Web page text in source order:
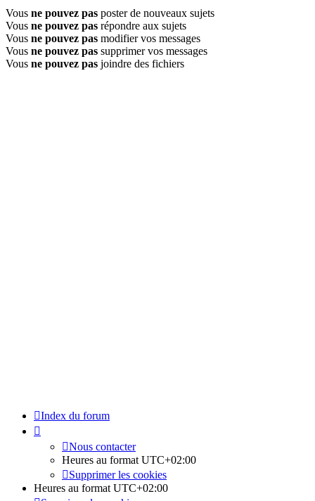
Vous ne pouvez pas poster de nouveaux sujets
Vous ne pouvez pas répondre aux sujets
Vous ne pouvez pas modifier vos messages
Vous ne pouvez pas supprimer vos messages
Vous ne pouvez pas joindre des fichiers
Index du forum
Nous contacter
Heures au format UTC+02:00
Supprimer les cookies
Heures au format UTC+02:00